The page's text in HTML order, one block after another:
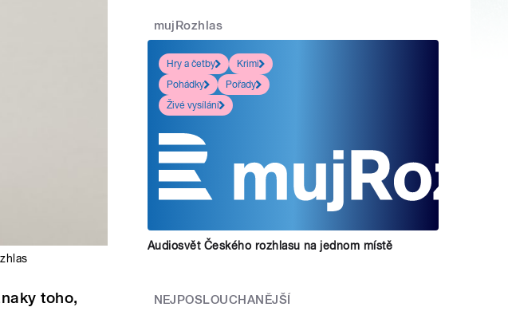
toho,
mujRozhlas
Hry a četby
Krimi
Pohádky
Pořady
Živé vysílání
Audiosvět Českého rozhlasu na jednom místě
NEJPOSLOUCHANĚJŠÍ